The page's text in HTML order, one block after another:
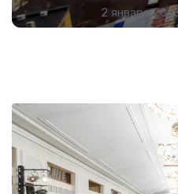
2 января